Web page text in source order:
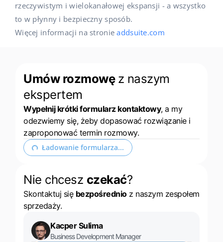
rzeczywistym i wielokanałowej ekspansji - a wszystko
to w płynny i bezpieczny sposób.
Więcej informacji na stronieaddsuite.com
Umów rozmowę z naszym
ekspertem
Wypełnij krótki formularz kontaktowy, a my
odezwiemy się, żeby dopasować rozwiązanie i
zaproponować termin rozmowy.
Rozwiń formularz kontaktowy
Nie chcesz czekać?
Skontaktuj się bezpośrednioz naszym zespołem
sprzedaży.
Kacper Sulima
Business Development Manager